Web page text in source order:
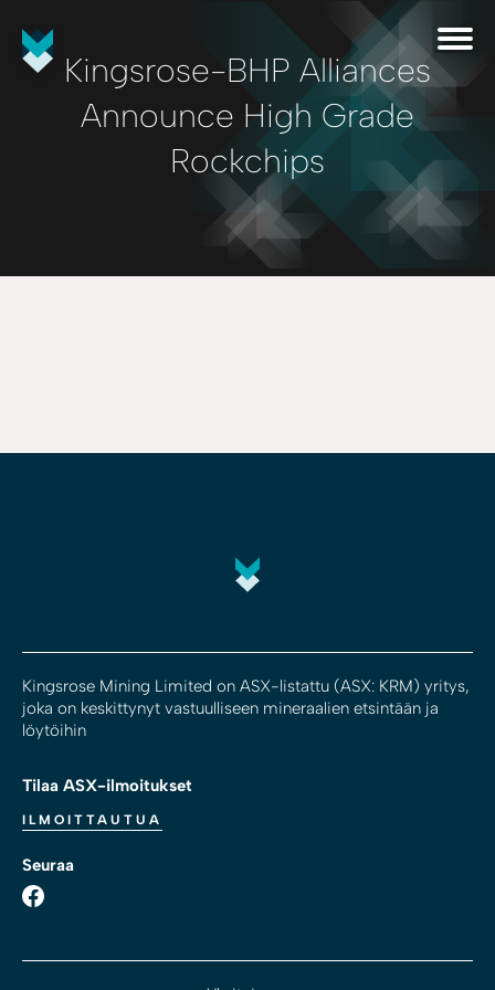
Kingsrose-BHP Alliances
Announce High Grade
Rockchips
Kingsrose Mining Limited on ASX-listattu (ASX: KRM) yritys,
joka on keskittynyt vastuulliseen mineraalien etsintään ja
löytöihin
Tilaa ASX-ilmoitukset
ILMOITTAUTUA
Seuraa